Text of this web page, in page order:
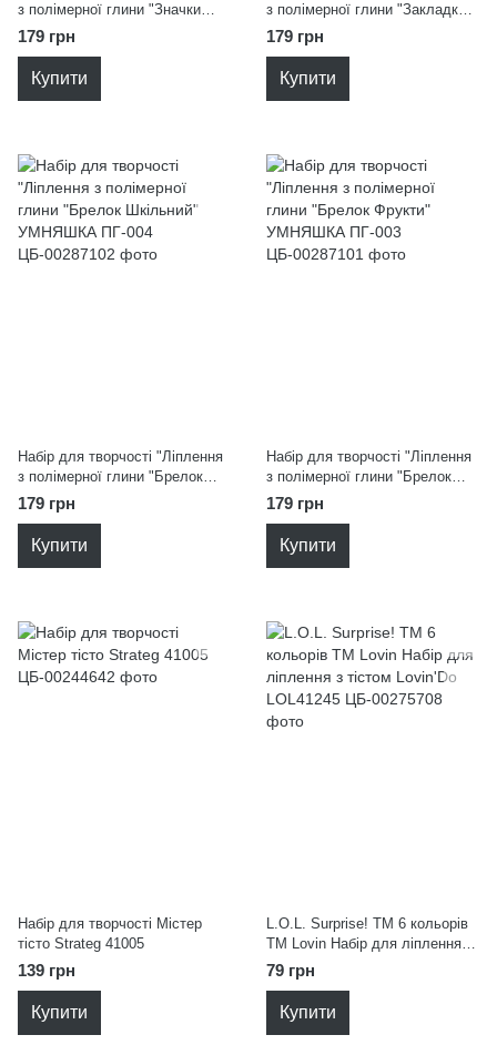
з полімерної глини "Значки
Супергерої" УМНЯШКА ПГ-007
179 грн
Купити
з полімерної глини "Закладки
Єдинороги" УМНЯШКА ПГ-005
179 грн
Купити
Набір для творчості "Ліплення
з полімерної глини "Брелок
Шкільний" УМНЯШКА ПГ-004
179 грн
Купити
Набір для творчості "Ліплення
з полімерної глини "Брелок
Фрукти" УМНЯШКА ПГ-003
179 грн
Купити
Набір для творчості Містер
тісто Strateg 41005
139 грн
Купити
L.O.L. Surprise! TM 6 кольорів
TM Lovin Набір для ліплення з
тістом Lovin'Do LOL41245
79 грн
Купити